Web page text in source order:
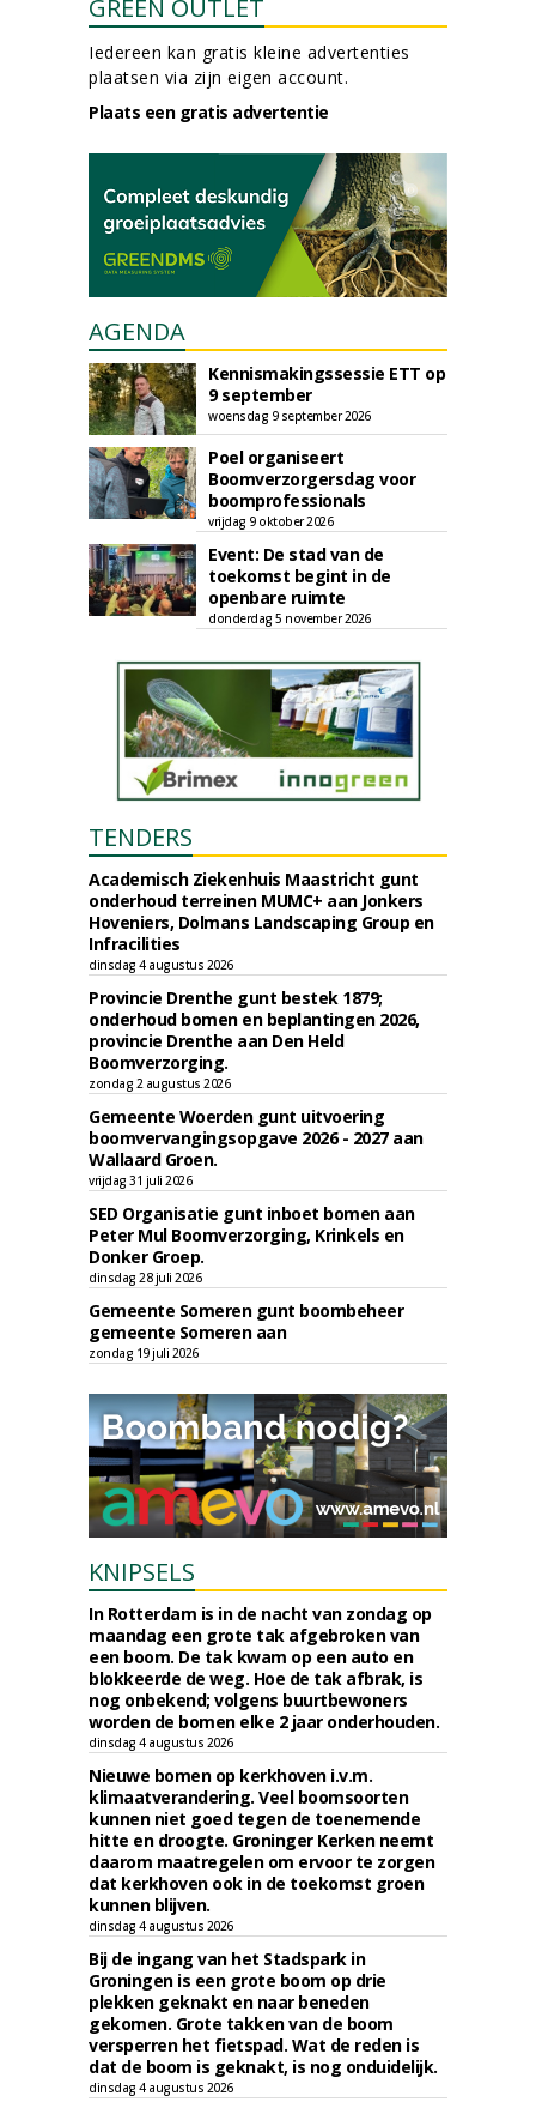
GREEN OUTLET
Iedereen kan gratis kleine advertenties
plaatsen via zijn eigen account.
Plaats een gratis advertentie
AGENDA
Kennismakingssessie ETT op
9 september
woensdag 9 september 2026
Poel organiseert
Boomverzorgersdag voor
boomprofessionals
vrijdag 9 oktober 2026
Event: De stad van de
toekomst begint in de
openbare ruimte
donderdag 5 november 2026
TENDERS
Academisch Ziekenhuis Maastricht gunt
onderhoud terreinen MUMC+ aan Jonkers
Hoveniers, Dolmans Landscaping Group en
Infracilities
dinsdag 4 augustus 2026
Provincie Drenthe gunt bestek 1879;
onderhoud bomen en beplantingen 2026,
provincie Drenthe aan Den Held
Boomverzorging.
zondag 2 augustus 2026
Gemeente Woerden gunt uitvoering
boomvervangingsopgave 2026 - 2027 aan
Wallaard Groen.
vrijdag 31 juli 2026
SED Organisatie gunt inboet bomen aan
Peter Mul Boomverzorging, Krinkels en
Donker Groep.
dinsdag 28 juli 2026
Gemeente Someren gunt boombeheer
gemeente Someren aan
zondag 19 juli 2026
KNIPSELS
In Rotterdam is in de nacht van zondag op
maandag een grote tak afgebroken van
een boom. De tak kwam op een auto en
blokkeerde de weg. Hoe de tak afbrak, is
nog onbekend; volgens buurtbewoners
worden de bomen elke 2 jaar onderhouden.
dinsdag 4 augustus 2026
Nieuwe bomen op kerkhoven i.v.m.
klimaatverandering. Veel boomsoorten
kunnen niet goed tegen de toenemende
hitte en droogte. Groninger Kerken neemt
daarom maatregelen om ervoor te zorgen
dat kerkhoven ook in de toekomst groen
kunnen blijven.
dinsdag 4 augustus 2026
Bij de ingang van het Stadspark in
Groningen is een grote boom op drie
plekken geknakt en naar beneden
gekomen. Grote takken van de boom
versperren het fietspad. Wat de reden is
dat de boom is geknakt, is nog onduidelijk.
dinsdag 4 augustus 2026